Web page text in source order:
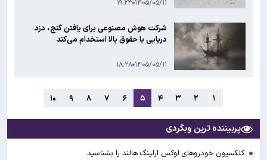
۱۴۰۵/۰۵/۱۱ ۱۹:۲۳
شرکت هوش مصنوعی برای یافتن گنج، دزد
دریایی با حقوق بالا استخدام می‌کند
۱۴۰۵/۰۵/۱۱ ۱۸:۲۸
۱ ۲ ۳ ۴ ۵ ۶ ۷ ۸ ۹ ۱۰
پربیننده ترین وبگردی
کلکسیون خودروهای لوکس ارلینگ هالند را بشناسید